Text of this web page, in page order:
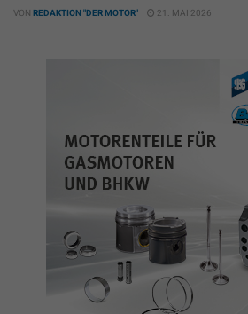
VON REDAKTION "DER MOTOR" 21. MAI 2026